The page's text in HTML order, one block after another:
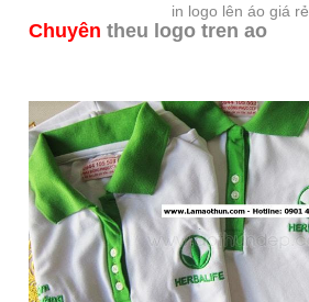
in logo lên áo giá rẻ
Chuyên theu logo tren ao